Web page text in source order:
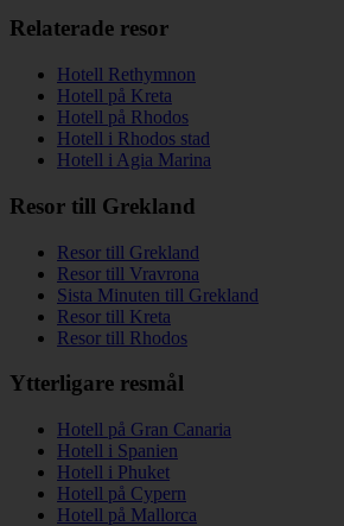
Relaterade resor
Hotell Rethymnon
Hotell på Kreta
Hotell på Rhodos
Hotell i Rhodos stad
Hotell i Agia Marina
Resor till Grekland
Resor till Grekland
Resor till Vravrona
Sista Minuten till Grekland
Resor till Kreta
Resor till Rhodos
Ytterligare resmål
Hotell på Gran Canaria
Hotell i Spanien
Hotell i Phuket
Hotell på Cypern
Hotell på Mallorca